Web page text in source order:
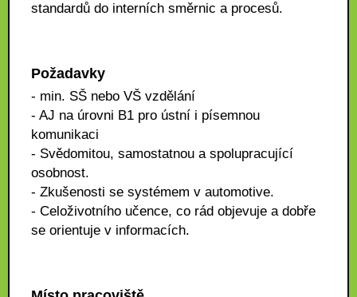
standardů do interních směrnic a procesů.
Požadavky
- min. SŠ nebo VŠ vzdělání
- AJ na úrovni B1 pro ústní i písemnou
komunikaci
- Svědomitou, samostatnou a spolupracující
osobnost.
- Zkušenosti se systémem v automotive.
- Celoživotního učence, co rád objevuje a dobře
se orientuje v informacích.